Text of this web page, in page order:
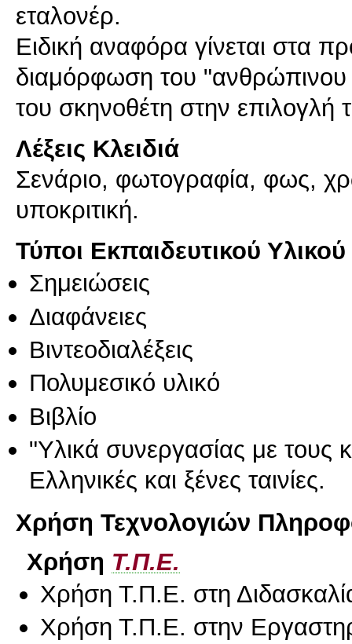
εταλονέρ.
Ειδική αναφόρα γίνεται στα
διαμόρφωση του "ανθρώπινου
του σκηνοθέτη στην επιλογλή
Λέξεις Κλειδιά
Σενάριο, φωτογραφία, φως,
υποκριτική.
Τύποι Εκπαιδευτικού Υλικού
Σημειώσεις
Διαφάνειες
Βιντεοδιαλέξεις
Πολυμεσικό υλικό
Βιβλίο
"Υλικά συνεργασίας με τους
Ελληνικές και ξένες ταινίες.
Χρήση Τεχνολογιών
Χρήση Τ.Π.Ε.
Χρήση Τ.Π.Ε. στη
Χρήση Τ.Π.Ε. στην